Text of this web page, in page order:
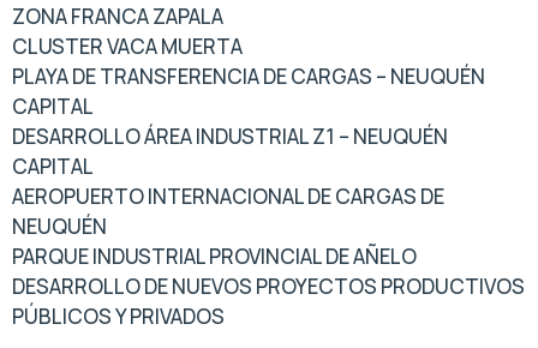
ZONA FRANCA ZAPALA
CLUSTER VACA MUERTA
PLAYA DE TRANSFERENCIA DE CARGAS – NEUQUÉN
CAPITAL
DESARROLLO ÁREA INDUSTRIAL Z1 – NEUQUÉN
CAPITAL
AEROPUERTO INTERNACIONAL DE CARGAS DE
NEUQUÉN
PARQUE INDUSTRIAL PROVINCIAL DE AÑELO
DESARROLLO DE NUEVOS PROYECTOS PRODUCTIVOS
PÚBLICOS Y PRIVADOS